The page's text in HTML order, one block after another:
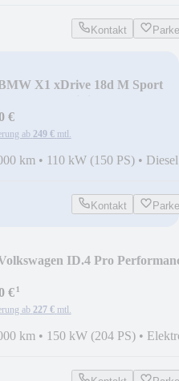
Kontakt
X1 xDrive 18d M Sport
€
ab 249 € mtl.
km • 110 kW (150 PS) • Diesel
Kontakt
ID.4 Pro
€¹
ab 227 € mtl.
km • 150 kW (204 PS) •